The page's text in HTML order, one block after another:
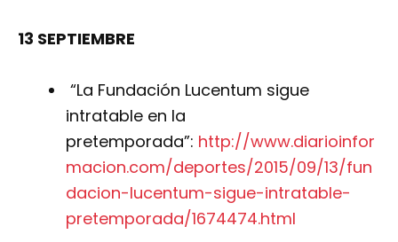
13 SEPTIEMBRE
“La Fundación Lucentum sigue
intratable en la
pretemporada”: http://www.diarioinfor
macion.com/deportes/2015/09/13/fun
dacion-lucentum-sigue-intratable-
pretemporada/1674474.html